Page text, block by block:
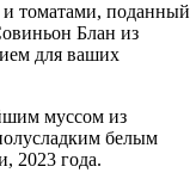
томатами, поданный
Блан из
для ваших
муссом из
белым
2023 года.